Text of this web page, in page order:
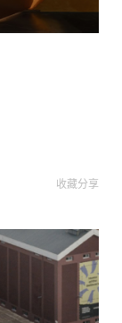
收藏分享